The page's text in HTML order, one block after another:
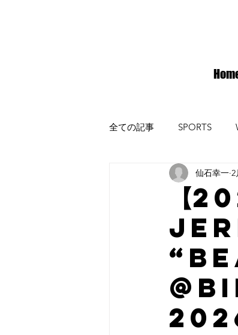
全ての記事 SPORTS
radiomax ガンバ大
【
仙石幸一 2